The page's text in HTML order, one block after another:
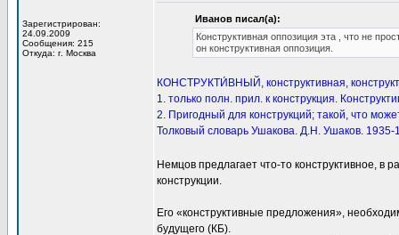
Зарегистрирован:
24.09.2009
Сообщения: 215
Откуда: г. Москва
Иванов писал(а):
Конструктивная оппозиция эта , что не
он конструктивная оппозиция.
КОНСТРУКТИ́ВНЫЙ, конструктивная,
1. только полн. прил. к конструкция.
2. Пригодный для конструкций; такой, что
Толковый словарь Ушакова. Д.Н. Ушаков. 1935-
Немцов предлагает что-то конструктивное,
конструкции.
Его «конструктивные предложения»,
будущего (КБ).